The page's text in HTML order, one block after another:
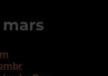
mars